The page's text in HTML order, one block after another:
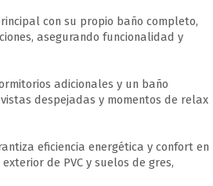
con su propio baño completo,
asegurando funcionalidad y
adicionales y un baño
despejadas y momentos de relax
eficiencia energética y confort en
de PVC y suelos de gres,